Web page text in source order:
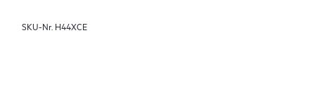
HPE Tech Care Service ermöglicht darüber hinaus direkten
SKU-Nr. H44XCE